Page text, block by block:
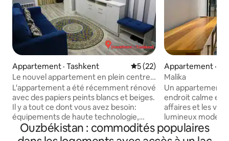
Appartement · Tashkent Note moyenne de 5 sur 5,
5 (22)
Le nouvel appartement en plein centre
de Tachkent
L'appartement a été récemment rénové
avec des papiers peints blancs et beiges.
Il y a tout ce dont vous avez besoin:
équipements de haute technologie,
services publics et accessoires
disponibles et climatisation. Nos
Appartement ·
Malika
Un appartement
endroit calme et
affaires et les
lumineux
tendance et des
confort et du
Ouzbékistan : commodités populaires